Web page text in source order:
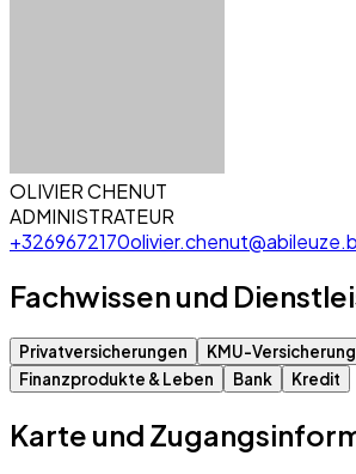
OLIVIER CHENUT
ADMINISTRATEUR
+3269672170
Fachwissen und
Privatversicherungen
KMU-
Finanzprodukte & Leben
Bank Kredit
Karte und